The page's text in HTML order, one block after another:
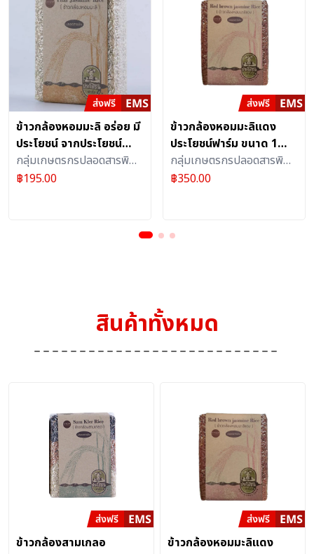
ข้าวกล้องหอมมะลิ อร่อย มี
ประโยชน์ จากประโยชน์
ฟาร์ม (ขนาด 1 กิโลกรัม
จำนวน 3 ถุง)
กลุ่มเกษตรกรปลอดสารพิษ
ตำบลบ้านม่วง(ประโยชน์
฿195.00
ข้าวกล้องหอมมะลิแดง
ประโยชน์ฟาร์ม ขนาด 1
กิโลกรัม จำนวน 4 ถุง
กลุ่มเกษตรกรปลอดสารพิษ
ตำบลบ้านม่วง(ประโยชน์
฿350.00
สินค้าทั้งหมด
ข้าวกล้องสามเกลอ
ข้าวกล้องหอมมะลิแดง